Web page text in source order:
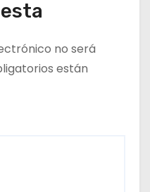
no será
están